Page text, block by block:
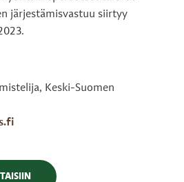
järjestämisvastuu siirtyy
Keski-Suomen